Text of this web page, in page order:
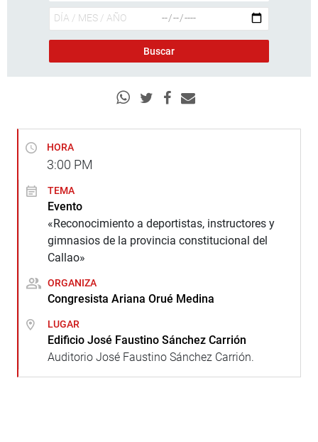
HORA
3:00 PM
TEMA
Evento
«Reconocimiento a deportistas, instructores y
gimnasios de la provincia constitucional del
Callao»
ORGANIZA
Congresista Ariana Orué Medina
LUGAR
Edificio José Faustino Sánchez Carrión
Auditorio José Faustino Sánchez Carrión.